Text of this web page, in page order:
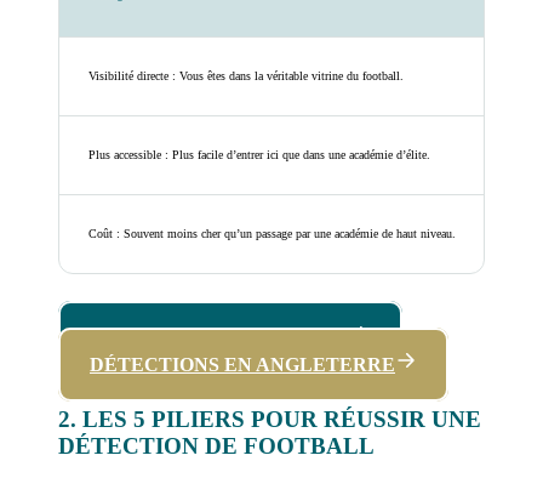
Visibilité directe : Vous êtes dans la véritable vitrine du football.
Plus accessible : Plus facile d’entrer ici que dans une académie d’élite.
Coût : Souvent moins cher qu’un passage par une académie de haut niveau.
DÉTECTIONS EN ANGLETERRE
2. LES 5 PILIERS POUR RÉUSSIR UNE
DÉTECTION DE FOOTBALL